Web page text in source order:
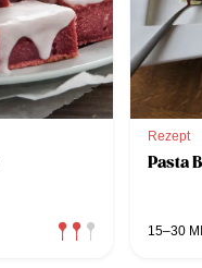
Rezept
Pasta
15–30